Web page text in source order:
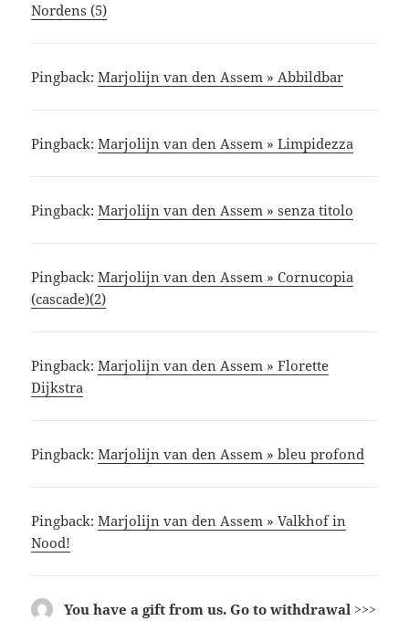
Nordens (5)
Pingback:Marjolijn van den Assem » Abbildbar
Pingback:Marjolijn van den Assem » Limpidezza
Pingback:Marjolijn van den Assem » senza titolo
Pingback:Marjolijn van den Assem » Cornucopia
(cascade)(2)
Pingback:Marjolijn van den Assem » Florette
Dijkstra
Pingback:Marjolijn van den Assem » bleu profond
Pingback:Marjolijn van den Assem » Valkhof in
Nood!
You have a gift from us. Gо tо withdrаwаl >>>